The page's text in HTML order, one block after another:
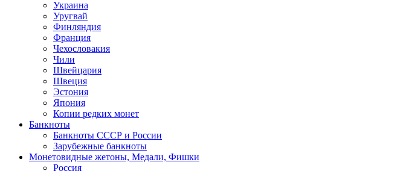
Украина
Уругвай
Финляндия
Франция
Чехословакия
Чили
Швейцария
Швеция
Эстония
Япония
Копии редких монет
Банкноты
Банкноты СССР и России
Зарубежные банкноты
Монетовидные жетоны, Медали, Фишки
Россия